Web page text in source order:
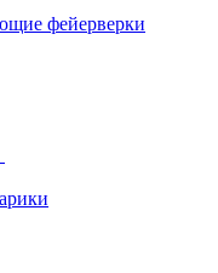
фейерверки